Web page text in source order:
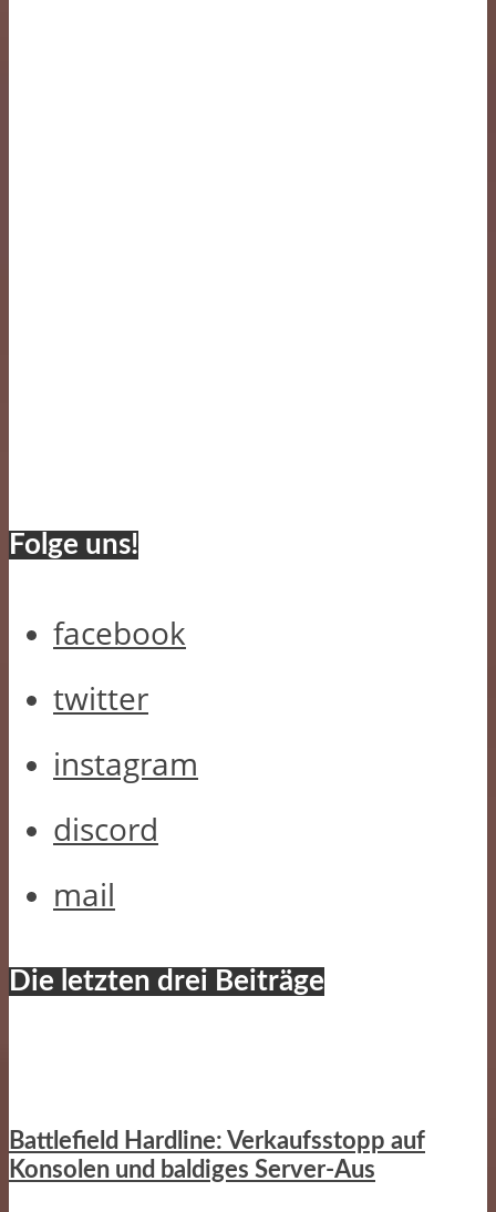
Folge uns!
facebook
twitter
instagram
discord
mail
Die letzten drei Beiträge
Battlefield Hardline: Verkaufsstopp auf
Konsolen und baldiges Server-Aus